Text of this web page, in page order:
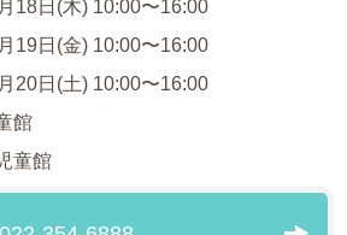
18日(木) 10:00〜16:00
(金) 10:00〜16:00
(土) 10:00〜16:00
館
童館